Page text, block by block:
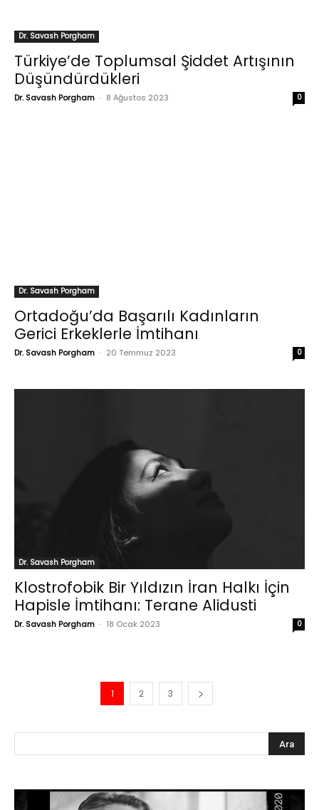
Dr. Savash Porgham
Türkiye’de Toplumsal Şiddet Artışının
Düşündürdükleri
Dr. Savash Porgham - 8 Ağustos 2023 0
Dr. Savash Porgham
Ortadoğu’da Başarılı Kadınların
Gerici Erkeklerle İmtihanı
Dr. Savash Porgham - 20 Temmuz 2023 0
Dr. Savash Porgham
Klostrofobik Bir Yıldızın İran Halkı İçin
Hapisle İmtihanı: Terane Alidusti
Dr. Savash Porgham - 18 Ocak 2023 0
1 2 3